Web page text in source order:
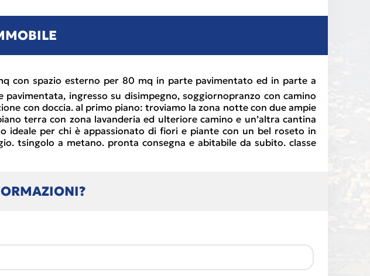
con spazio esterno per 80 mq in parte pavimentato ed in parte a
ingresso su disimpegno, soggiornopranzo con camino
con doccia. al primo piano: troviamo la zona notte con due ampie
terra con zona lavanderia ed ulteriore camino e un’altra cantina
per chi è appassionato di fiori e piante con un bel roseto in
tsingolo a metano. pronta consegna e abitabile da subito. classe